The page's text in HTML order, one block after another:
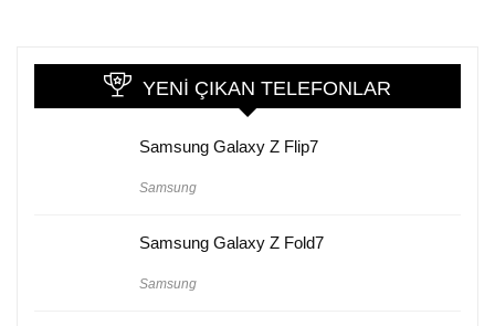
YENI ÇIKAN TELEFONLAR
Samsung Galaxy Z Flip7
Samsung
Samsung Galaxy Z Fold7
Samsung